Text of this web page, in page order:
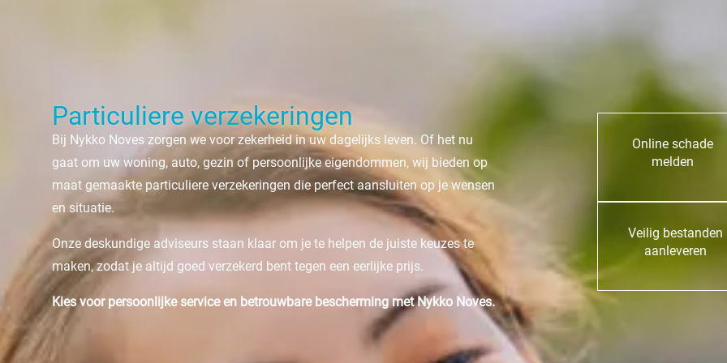
Particuliere verzekeringen
Bij Nykko Noves zorgen we voor zekerheid in uw dagelijks leven. Of het nu
gaat om uw woning, auto, gezin of persoonlijke eigendommen, wij bieden op
maat gemaakte particuliere verzekeringen die perfect aansluiten op je wensen
en situatie.
Onze deskundige adviseurs staan klaar om je te helpen de juiste keuzes te
maken, zodat je altijd goed verzekerd bent tegen een eerlijke prijs.
Kies voor persoonlijke service en betrouwbare bescherming met Nykko Noves.
Online schade
melden
Veilig bestanden
aanleveren